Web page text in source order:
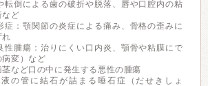
転倒による歯の破折や脱落、唇や口腔内の粘
など
症：顎関節の炎症による痛み、骨格の歪みに
れ
性腫瘍：治りにくい口内炎、顎骨や粘膜にで
病変）など
茎など口の中に発生する悪性の腫瘍
の管に結石が詰まる唾石症（だせきしょ